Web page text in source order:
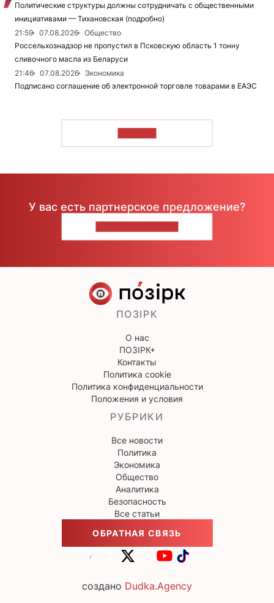
Политические структуры должны сотрудничать с общественными
инициативами — Тихановская (подробно)
21:59
07.08.2026
Общество
Россельхознадзор не пропустил в Псковскую область 1 тонну
сливочного масла из Беларуси
21:46
07.08.2026
Экономика
Подписано соглашение об электронной торговле товарами в ЕАЭС
У вас есть партнерское предложение?
ПОЗІРК
О нас
ПОЗІРК+
Контакты
Политика cookie
Политика конфиденциальности
Положения и условия
РУБРИКИ
Все новости
Политика
Экономика
Общество
Аналитика
Безопасность
Все статьи
ОБРАТНАЯ СВЯЗЬ
создано Dudka.Agency